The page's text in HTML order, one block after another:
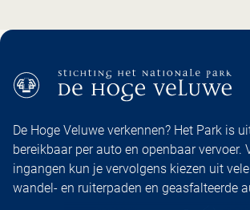
De Hoge Veluwe verkennen? Het Park is
bereikbaar per auto en openbaar vervoer.
ingangen kun je vervolgens kiezen uit
wandel- en ruiterpaden en geasfalteerde